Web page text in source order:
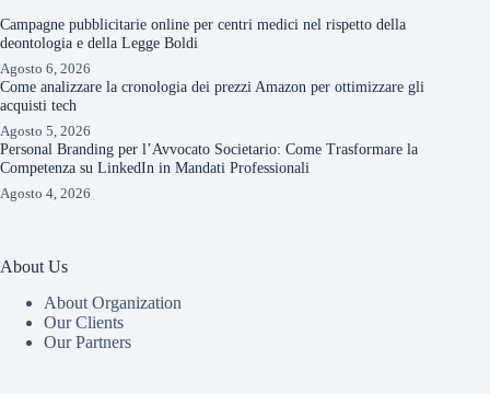
Campagne pubblicitarie online per centri medici nel rispetto della
deontologia e della Legge Boldi
Agosto 6, 2026
Come analizzare la cronologia dei prezzi Amazon per ottimizzare gli
acquisti tech
Agosto 5, 2026
Personal Branding per l’Avvocato Societario: Come Trasformare la
Competenza su LinkedIn in Mandati Professionali
Agosto 4, 2026
About Us
About Organization
Our Clients
Our Partners